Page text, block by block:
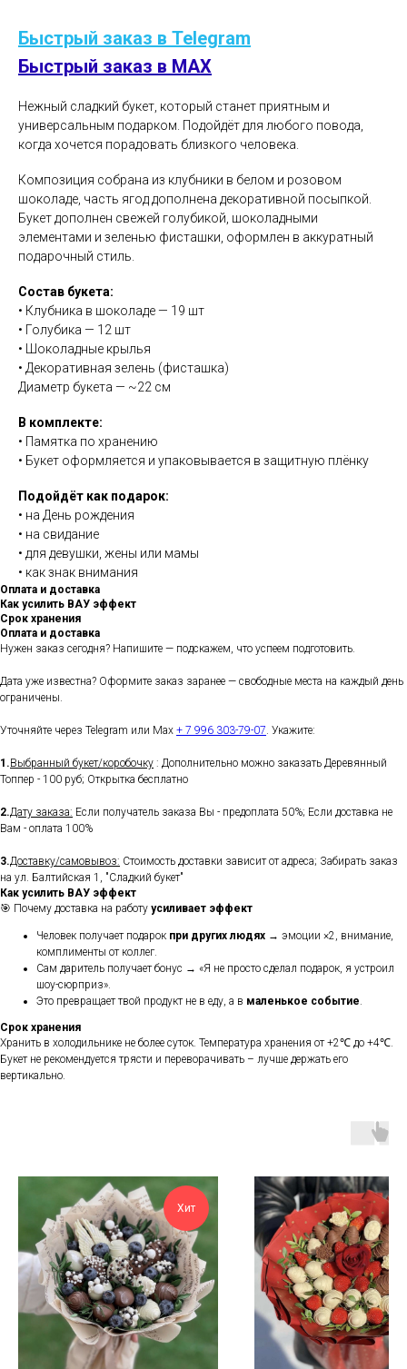
Быстрый заказ в Telegram
Быстрый заказ в MAX
Нежный сладкий букет, который станет приятным и
универсальным подарком. Подойдёт для любого повода,
когда хочется порадовать близкого человека.
Композиция собрана из клубники в белом и розовом
шоколаде, часть ягод дополнена декоративной посыпкой.
Букет дополнен свежей голубикой, шоколадными
элементами и зеленью фисташки, оформлен в аккуратный
подарочный стиль.
Состав букета:
• Клубника в шоколаде — 19 шт
• Голубика — 12 шт
• Шоколадные крылья
• Декоративная зелень (фисташка)
Диаметр букета — ~22 см
В комплекте:
• Памятка по хранению
• Букет оформляется и упаковывается в защитную плёнку
Подойдёт как подарок:
• на День рождения
• на свидание
• для девушки, жены или мамы
• как знак внимания
Оплата и доставка
Как усилить ВАУ эффект
Срок хранения
Оплата и доставка
Нужен заказ сегодня? Напишите — подскажем, что успеем подготовить.
Дата уже известна? Оформите заказ заранее — свободные места на каждый день
ограничены.
Уточняйте через Telegram или Max + 7 996 303-79-07. Укажите:
1.Выбранный букет/коробочку : Дополнительно можно заказать Деревянный
Топпер - 100 руб; Открытка бесплатно
2.Дату заказа: Если получатель заказа Вы - предоплата 50%; Если доставка не
Вам - оплата 100%
3.Доставку/самовывоз: Стоимость доставки зависит от адреса; Забирать заказ
на ул. Балтийская 1, "Сладкий букет"
Как усилить ВАУ эффект
🎯 Почему доставка на работу усиливает эффект
Человек получает подарок при других людях → эмоции ×2, внимание,
комплименты от коллег.
Сам даритель получает бонус → «Я не просто сделал подарок, я устроил
шоу-сюрприз».
Это превращает твой продукт не в еду, а в маленькое событие.
Срок хранения
Хранить в холодильнике не более суток. Температура хранения от +2℃ до +4℃.
Букет не рекомендуется трясти и переворачивать – лучше держать его
вертикально.
Хит